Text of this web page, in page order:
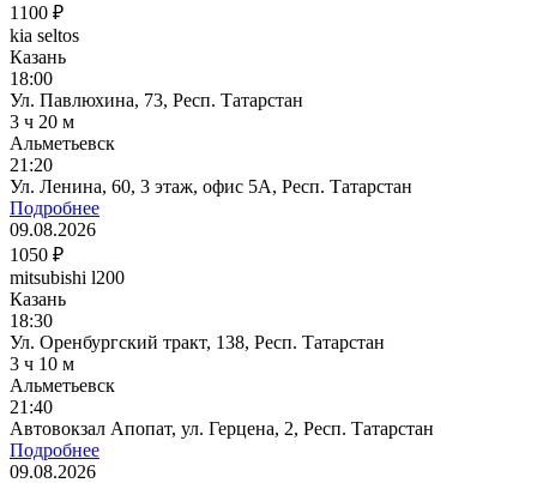
1100 ₽
kia seltos
Казань
18:00
Ул. Павлюхина, 73, Респ. Татарстан
3 ч 20 м
Альметьевск
21:20
Ул. Ленина, 60, 3 этаж, офис 5А, Респ. Татарстан
Подробнее
09.08.2026
1050 ₽
mitsubishi l200
Казань
18:30
Ул. Оренбургский тракт, 138, Респ. Татарстан
3 ч 10 м
Альметьевск
21:40
Автовокзал Апопат, ул. Герцена, 2, Респ. Татарстан
Подробнее
09.08.2026